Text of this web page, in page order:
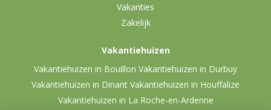
Vakanties
Zakelijk
Vakantiehuizen
Vakantiehuizen in Bouillon Vakantiehuizen in Durbuy
Vakantiehuizen in Dinant Vakantiehuizen in Houffalize
Vakantiehuizen in La Roche-en-Ardenne